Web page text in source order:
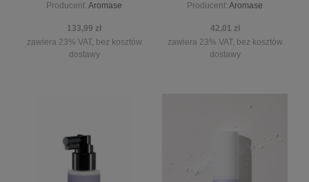
Producent: Aromase
133,99 zł
zawiera 23% VAT, bez kosztów
dostawy
Producent: Aromase
42,01 zł
zawiera 23% VAT, bez kosztów
dostawy